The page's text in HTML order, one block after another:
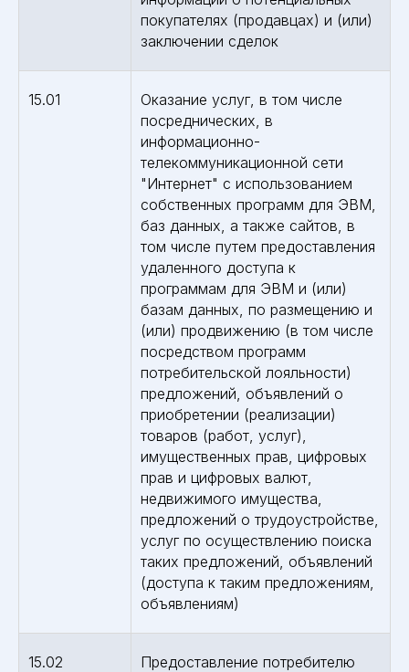
покупателях (продавцах) и (или)
заключении сделок
15.01
Оказание услуг, в том числе
посреднических, в
информационно-
телекоммуникационной сети
"Интернет" с использованием
собственных программ для ЭВМ,
баз данных, а также сайтов, в
том числе путем предоставления
удаленного доступа к
программам для ЭВМ и (или)
базам данных, по размещению и
(или) продвижению (в том числе
посредством программ
потребительской лояльности)
предложений, объявлений о
приобретении (реализации)
товаров (работ, услуг),
имущественных прав, цифровых
прав и цифровых валют,
недвижимого имущества,
предложений о трудоустройстве,
услуг по осуществлению поиска
таких предложений, объявлений
(доступа к таким предложениям,
объявлениям)
15.02
Предоставление потребителю